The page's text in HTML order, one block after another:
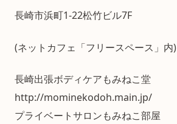
長崎市浜町1-22松竹ビル7F
(ネットカフェ「フリースペース」内)
長崎出張ボディケアもみねこ堂
http://mominekodoh.main.jp/
プライベートサロンもみねこ部屋